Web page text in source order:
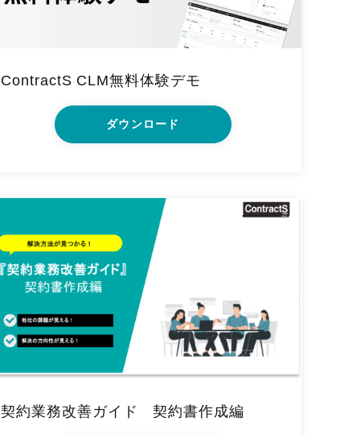
ContractS CLM無料体験デモ
ダウンロード
契約業務改善ガイド 契約書作成編